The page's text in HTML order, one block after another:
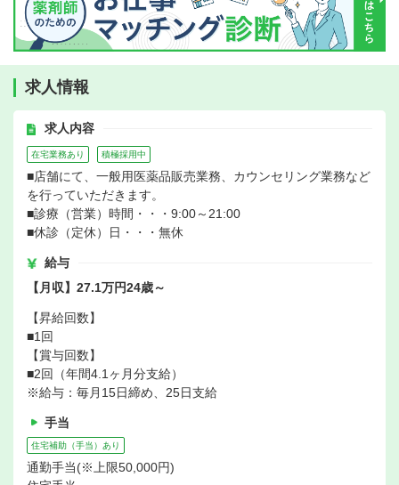
求人情報
求人内容
在宅業務あり 積極採用中
■店舗にて、一般用医薬品販売業務、カウンセリング業務など
を行っていただきます。
■診療（営業）時間・・・9:00～21:00
■休診（定休）日・・・無休
給与
【月収】27.1万円24歳～
【昇給回数】
■1回
【賞与回数】
■2回（年間4.1ヶ月分支給）
※給与：毎月15日締め、25日支給
手当
住宅補助（手当）あり
通勤手当(※上限50,000円)